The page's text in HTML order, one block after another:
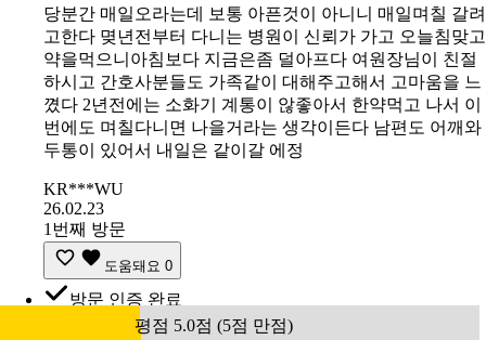
당분간 매일오라는데 보통 아픈것이 아니니 매일며칠 갈려
고한다 몆년전부터 다니는 병원이 신뢰가 가고 오늘침맞고
약을먹으니아침보다 지금은좀 덜아프다 여원장님이 친절
하시고 간호사분들도 가족같이 대해주고해서 고마움을 느
꼈다 2년전에는 소화기 계통이 않좋아서 한약먹고 나서 이
번에도 며칠다니면 나을거라는 생각이든다 남편도 어깨와
두통이 있어서 내일은 같이갈 에정
KR***WU
26.02.23
1번째 방문
도움돼요 0
방문 인증 완료
평점 5.0점 (5점 만점)